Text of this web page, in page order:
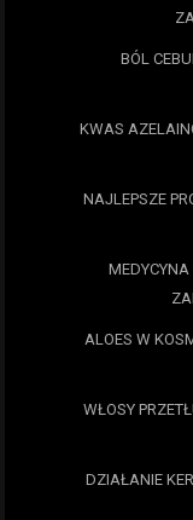
BÓL
KWAS
NAJLEPSZE
MEDYCYNA
ALOES W
WŁOSY
DZIAŁANIE